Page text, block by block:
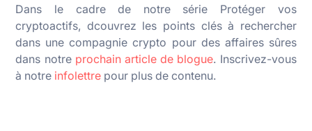
Dans le cadre de notre série Protéger vos
cryptoactifs, dcouvrez les points clés à rechercher
dans une compagnie crypto pour des affaires sûres
dans notre prochain article de blogue. Inscrivez-vous
à notre infolettre pour plus de contenu.